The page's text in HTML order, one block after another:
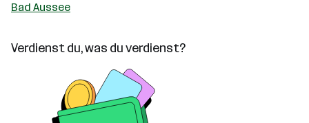
Bad Aussee
Verdienst du, was du verdienst?